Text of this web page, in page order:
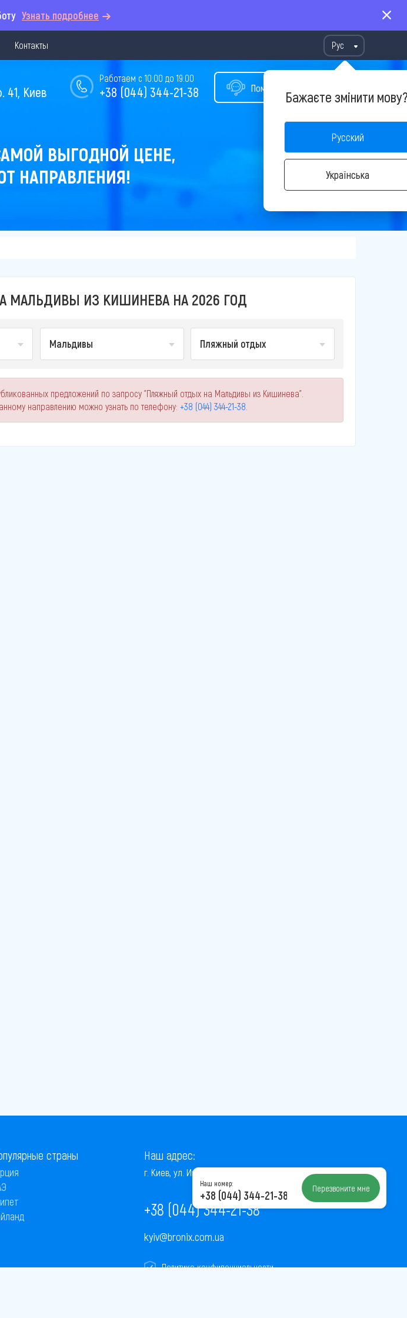
Узнать подробнее
Контакты Рус
Бажаєте змінити
Русский
Українська
Помощь в подборе тура
Работаем с 10:00 до 19:00
+38 (044) 344-21-38
41, Киев
ВЫГОДНОЙ ЦЕНЕ,
НАПРАВЛЕНИЯ!
МАЛЬДИВЫ ИЗ КИШИНЕВА НА 2026 ГОД
Мальдивы Пляжный отдых
предложений по запросу "Пляжный отдых на Мальдивы из Кишинева".
направлению можно узнать по телефону: +38 (044) 344-21-38
страны Наш адрес:
г. Киев, ул. Институтская, 22/7, оф. 41
+38 (044) 344-21-38
kyiv@bronix.com.ua
Политика конфиденциальности
Наш номер:
+38 (044) 344-21-38 Перезвоните мне